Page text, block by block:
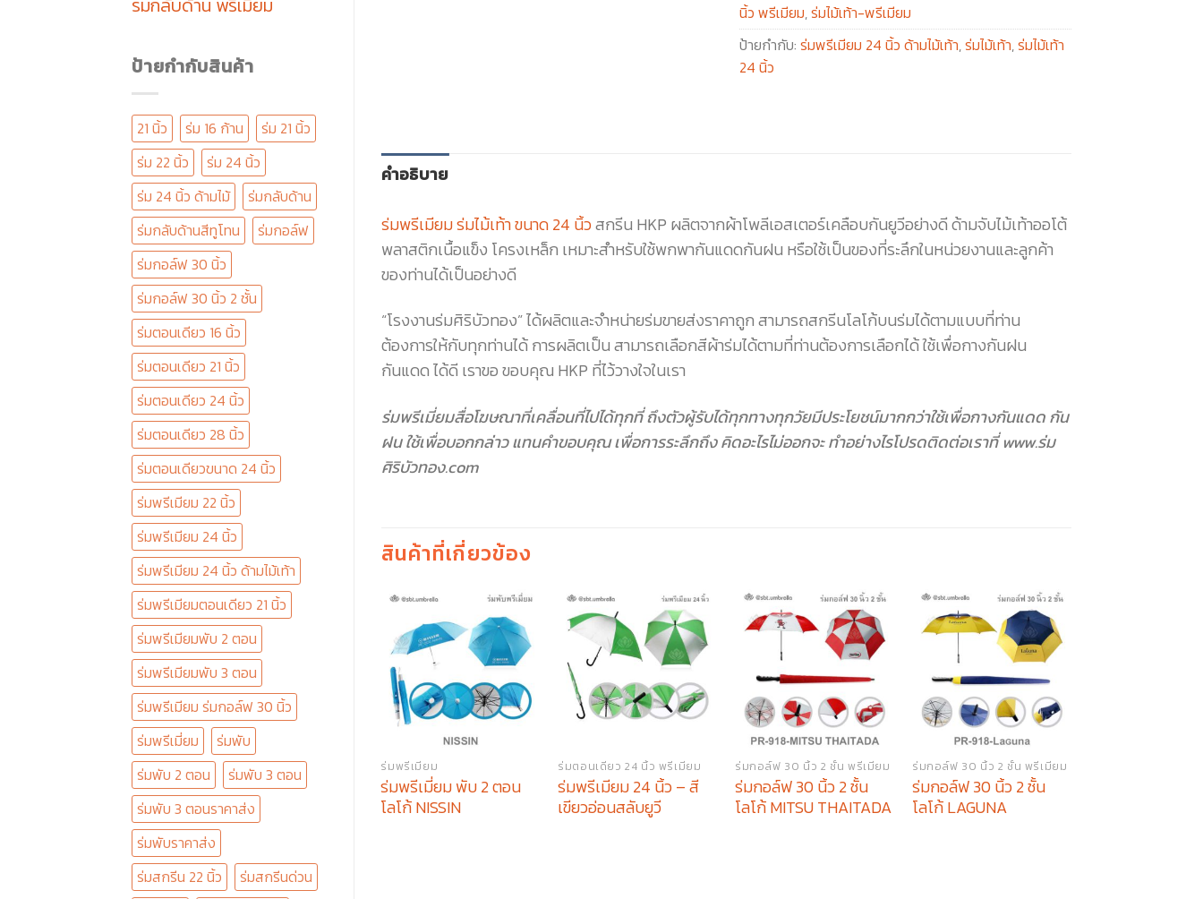
ร่มกลับด้าน พรีเมียม
ป้ายกำกับสินค้า
21 นิ้ว ร่ม 16 ก้าน
ร่ม 21 นิ้ว
ร่ม 22 นิ้ว
ร่ม 24 นิ้ว
ร่ม 24 นิ้ว ด้ามไม้
ร่มกลับด้าน
ร่มกลับด้านสีทูโทน
ร่มกอล์ฟ
ร่มกอล์ฟ 30 นิ้ว
ร่มกอล์ฟ 30 นิ้ว 2 ชั้น
ร่มตอนเดียว 16 นิ้ว
ร่มตอนเดียว 21 นิ้ว
ร่มตอนเดียว 24 นิ้ว
ร่มตอนเดียว 28 นิ้ว
ร่มตอนเดียวขนาด 24 นิ้ว
ร่มพรีเมียม 22 นิ้ว
ร่มพรีเมียม 24 นิ้ว
ร่มพรีเมียม 24 นิ้ว ด้ามไม้เท้า
ร่มพรีเมียมตอนเดียว 21 นิ้ว
ร่มพรีเมียมพับ 2 ตอน
ร่มพรีเมียมพับ 3 ตอน
ร่มพรีเมียม ร่มกอล์ฟ 30 นิ้ว
ร่มพรีเมี่ยม
ร่มพับ
ร่มพับ 2 ตอน
ร่มพับ 3 ตอน
ร่มพับ 3 ตอนราคาส่ง
ร่มพับราคาส่ง
ร่มสกรีน 22 นิ้ว
ร่มสกรีนด่วน
นิ้ว พรีเมียม,ร่มไม้เท้า-พรีเมียม
ป้ายกำกับ:ร่มพรีเมียม 24 นิ้ว ด้ามไม้เท้า,ร่มไม้เท้า,ร่มไม้เท้า
24 นิ้ว
คำอธิบาย
ร่มพรีเมียม ร่มไม้เท้า ขนาด 24 นิ้วสกรีน HKP ผลิตจากผ้าโพลีเอสเตอร์เคลือบกันยูวีอย่างดี ด้ามจับไม้เท้าออโต้
พลาสติกเนื้อแข็ง โครงเหล็ก เหมาะสำหรับใช้พกพากันแดดกันฝน หรือใช้เป็นของที่ระลึกในหน่วยงานและลูกค้า
ของท่านได้เป็นอย่างดี
“โรงงานร่มศิริบัวทอง” ได้ผลิตและจำหน่ายร่มขายส่งราคาถูก สามารถสกรีนโลโก้บนร่มได้ตามแบบที่ท่าน
ต้องการให้กับทุกท่านได้ การผลิตเป็น สามารถเลือกสีผ้าร่มได้ตามที่ท่านต้องการเลือกได้ ใช้เพื่อกางกันฝน
กันแดด ได้ดี เราขอ ขอบคุณ HKP ที่ไว้วางใจในเรา
ร่มพรีเมี่ยมสื่อโฆษณาที่เคลื่อนที่ไปได้ทุกที่ ถึงตัวผู้รับได้ทุกทางทุกวัยมีประโยชน์มากกว่าใช้เพื่อกางกันแดด กัน
ฝน ใช้เพื่อบอกกล่าว แทนคำขอบคุณ เพื่อการระลึกถึง คิดอะไรไม่ออกจะ ทำอย่างไรโปรดติดต่อเราที่ www.ร่ม
ศิริบัวทอง.com
สินค้าที่เกี่ยวข้อง
ร่มพรีเมียม
ร่มพรีเมี่ยม พับ 2 ตอน
โลโก้ NISSIN
ร่มตอนเดียว 24 นิ้ว พรีเมียม
ร่มพรีเมียม 24 นิ้ว – สี
เขียวอ่อนสลับยูวี
ร่มกอล์ฟ 30 นิ้ว 2 ชั้น พรีเมียม
ร่มกอล์ฟ 30 นิ้ว 2 ชั้น
โลโก้ MITSU THAITADA
ร่มกอล์ฟ 30 นิ้ว 2 ชั้น พรีเมียม
ร่มกอล์ฟ 30 นิ้ว 2 ชั้น
โลโก้ LAGUNA